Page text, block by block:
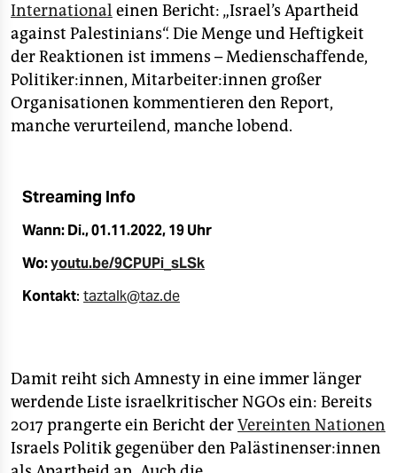
genossenschaft
epaper login
International einen Bericht: „Israel’s Apartheid
against Palestinians“. Die Menge und Heftigkeit
der Reaktionen ist immens – Medienschaffende,
Politiker:innen, Mitarbeiter:innen großer
Organisationen kommentieren den Report,
manche verurteilend, manche lobend.
Streaming Info
Wann: Di., 01.11.2022, 19 Uhr
Wo:youtu.be/9CPUPi_sLSk
Kontakt: taztalk@taz.de
Damit reiht sich Amnesty in eine immer länger
werdende Liste israelkritischer NGOs ein: Bereits
2017 prangerte ein Bericht derVereinten Nationen
Israels Politik gegenüber den Palästinenser:innen